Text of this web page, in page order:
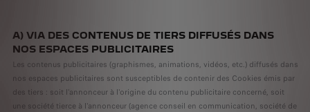
A) VIA DES CONTENUS DE TIERS DIFFUSÉS DANS
NOS ESPACES PUBLICITAIRES
Les contenus publicitaires (graphismes, animations, vidéos, etc.) diffusés dans
nos espaces publicitaires sont susceptibles de contenir des Cookies émis par
des tiers : soit l'annonceur à l'origine du contenu publicitaire concerné, soit
une société tierce à l'annonceur (agence conseil en communication, société de